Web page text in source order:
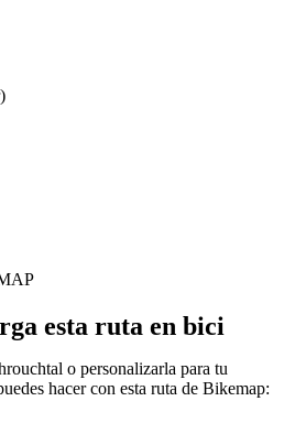
esta ruta en bici
o personalizarla para tu
hacer con esta ruta de Bikemap: